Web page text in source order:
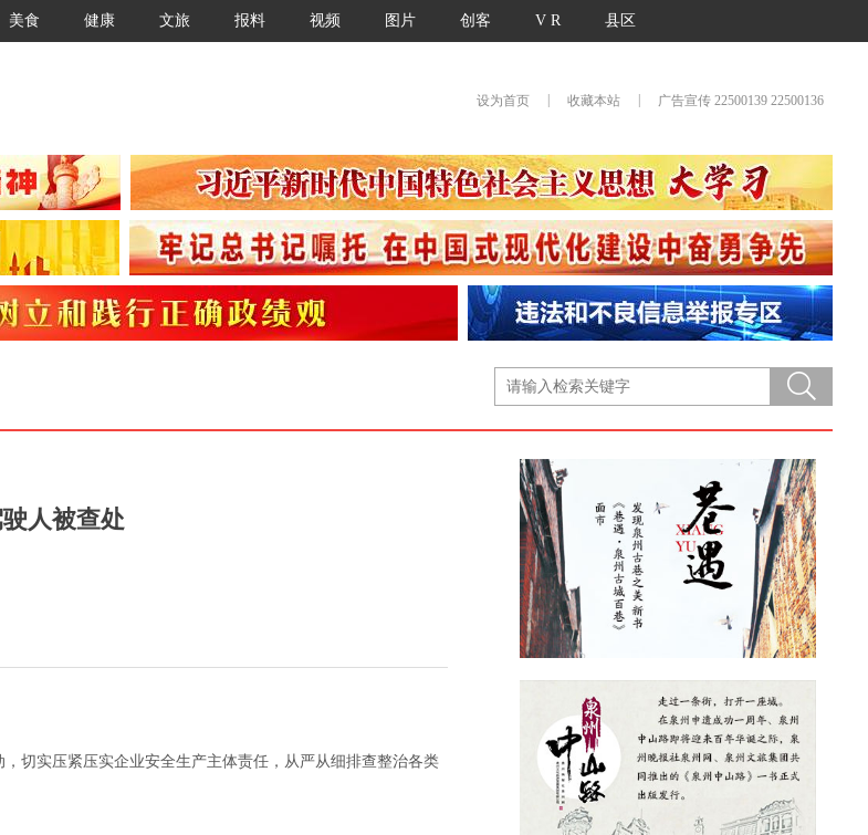
美食 健康 文旅 报料 视频 图片 创客 V R 县区
设为首页 收藏本站 广告宣传 22500139 22500136
人被查处
切实压紧压实企业安全生产主体责任，从严从细排查整治各类